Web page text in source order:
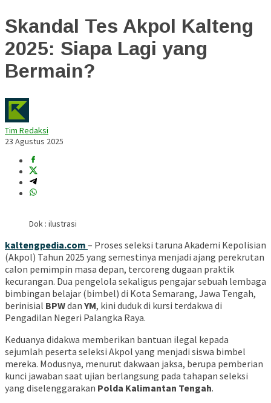
Skandal Tes Akpol Kalteng
2025: Siapa Lagi yang
Bermain?
Tim Redaksi
23 Agustus 2025
Dok : ilustrasi
kaltengpedia.com – Proses seleksi taruna Akademi Kepolisian
(Akpol) Tahun 2025 yang semestinya menjadi ajang perekrutan
calon pemimpin masa depan, tercoreng dugaan praktik
kecurangan. Dua pengelola sekaligus pengajar sebuah lembaga
bimbingan belajar (bimbel) di Kota Semarang, Jawa Tengah,
berinisial BPWdan YM, kini duduk di kursi terdakwa di
Pengadilan Negeri Palangka Raya.
Keduanya didakwa memberikan bantuan ilegal kepada
sejumlah peserta seleksi Akpol yang menjadi siswa bimbel
mereka. Modusnya, menurut dakwaan jaksa, berupa pemberian
kunci jawaban saat ujian berlangsung pada tahapan seleksi
yang diselenggarakan Polda Kalimantan Tengah.